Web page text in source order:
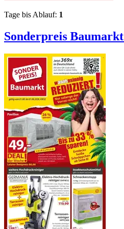
Tage bis Ablauf: 1
Sonderpreis Baumarkt